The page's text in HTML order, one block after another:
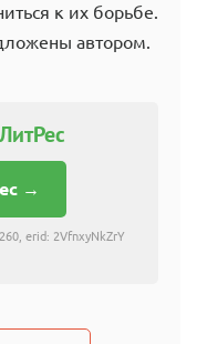
к их борьбе.
автором.
→
erid: 2VfnxyNkZrY